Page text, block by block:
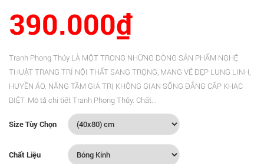
390.000₫
Tranh Phong Thủy LÀ MỘT TRONG NHỮNG DÒNG SẢN PHẨM NGHỆ
THUẬT TRANG TRÍ NỘI THẤT SANG TRỌNG, MANG VẺ ĐẸP LUNG LINH,
HUYỀN ẢO. NÂNG TẦM GIÁ TRỊ KHÔNG GIAN SỐNG ĐẲNG CẤP KHÁC
BIỆT. Mô tả chi tiết Tranh Phong Thủy: Chất...
Size Tùy Chọn
Chất Liệu